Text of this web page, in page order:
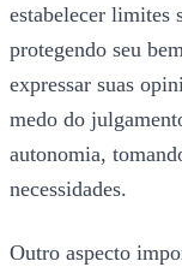
estabelecer limites
protegendo seu
expressar suas
medo do
autonomia,
necessidades.
Outro aspecto